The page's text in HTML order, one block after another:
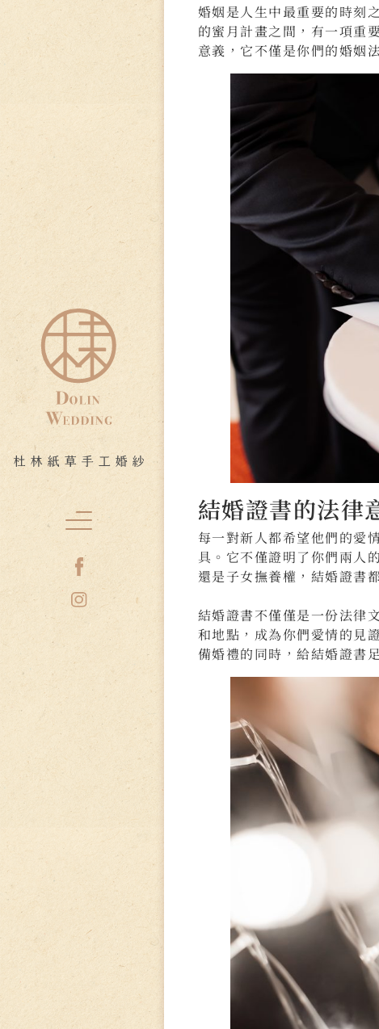
婚姻是人生中最重要的時刻
的蜜月計畫之間，有一項重
意義，它不僅是你們的婚姻
結婚證書的法律
每一對新人都希望他們的愛
具。它不僅證明了你們兩人
還是子女撫養權，結婚證書
結婚證書不僅僅是一份法律
和地點，成為你們愛情的見
備婚禮的同時，給結婚證書